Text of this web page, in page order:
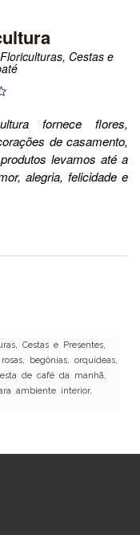
Floriculturas, Cestas e
fornece flores,
de casamento,
levamos até a
alegria, felicidade e
Cestas e Presentes,
begônias, orquídeas,
de café da manhã,
ambiente interior,